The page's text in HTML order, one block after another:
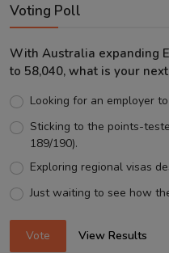
Voting Poll
With Australia expanding
to 58,040, what is your
Looking for an employer
Sticking to the points-
189/190).
Exploring regional visas
Just waiting to see how
Vote View Results